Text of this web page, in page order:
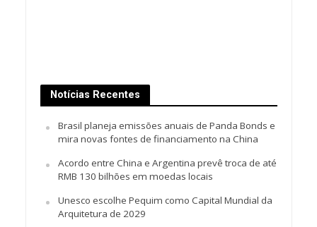
Notícias Recentes
Brasil planeja emissões anuais de Panda Bonds e
mira novas fontes de financiamento na China
Acordo entre China e Argentina prevê troca de até
RMB 130 bilhões em moedas locais
Unesco escolhe Pequim como Capital Mundial da
Arquitetura de 2029